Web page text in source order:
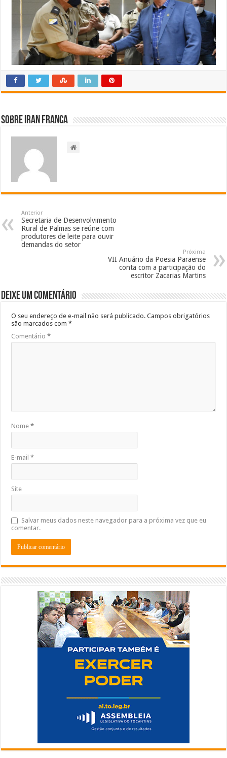
Sobre Iran Franca
Anterior
Secretaria de Desenvolvimento
Rural de Palmas se reúne com
produtores de leite para ouvir
demandas do setor
Próxima
VII Anuário da Poesia Paraense
conta com a participação do
escritor Zacarias Martins
Deixe um comentário
O seu endereço de e-mail não será publicado. Campos obrigatórios
são marcados com*
Comentário*
Nome*
E-mail*
Site
Salvar meus dados neste navegador para a próxima vez que eu
comentar.